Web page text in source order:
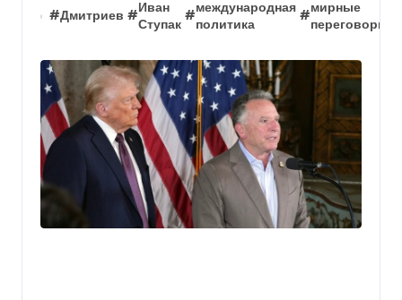
#Дмитриев #
Иван
Ступак
#
международная
политика
#
мирные
переговоры